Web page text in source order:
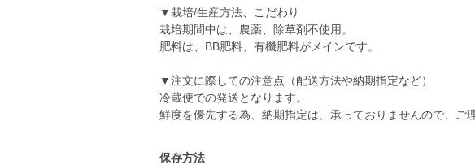
▼栽培/生産方法、こだわり
栽培期間中は、農薬、除草剤不使用。
肥料は、BB肥料、有機肥料がメインです。
▼注文に際しての注意点（配送方法や納期指定など）
冷蔵便での発送となります。
鮮度を優先する為、納期指定は、承っておりませんので、ご
保存方法